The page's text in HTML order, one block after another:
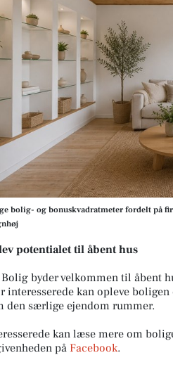
bolig- og bonuskvadratmeter fordelt på
potentialet til åbent hus
byder velkommen til åbent
interesserede kan opleve
den særlige ejendom rummer.
kan læse mere om
på Facebook.